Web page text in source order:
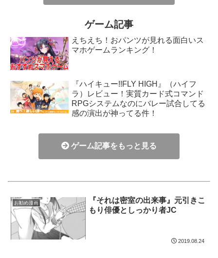
ゲーム記事
えちえち！おパンツが見れる面白いス
マホゲームランキング！
『ハイキュー!!FLY HIGH』（ハイフ
ラ）レビュー！実質カード式コマンド
RPGシステムなのにバレー試合してる
感の演出が神ってる件！
ゲーム記事をもっと見る
お勧め漫画
『それは密室の出来事』元引きこ
もり俳優としっかり者JC
2019.08.24